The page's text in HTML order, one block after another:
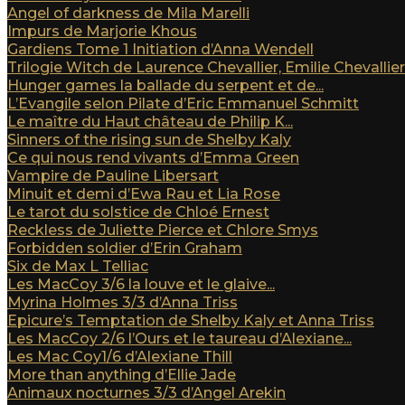
Angel of darkness de Mila Marelli
Impurs de Marjorie Khous
Gardiens Tome 1 Initiation d’Anna Wendell
Trilogie Witch de Laurence Chevallier, Emilie Chevallier
Hunger games la ballade du serpent et de...
L’Evangile selon Pilate d’Eric Emmanuel Schmitt
Le maître du Haut château de Philip K...
Sinners of the rising sun de Shelby Kaly
Ce qui nous rend vivants d’Emma Green
Vampire de Pauline Libersart
Minuit et demi d’Ewa Rau et Lia Rose
Le tarot du solstice de Chloé Ernest
Reckless de Juliette Pierce et Chlore Smys
Forbidden soldier d’Erin Graham
Six de Max L Telliac
Les MacCoy 3/6 la louve et le glaive...
Myrina Holmes 3/3 d’Anna Triss
Epicure’s Temptation de Shelby Kaly et Anna Triss
Les MacCoy 2/6 l’Ours et le taureau d’Alexiane...
Les Mac Coy1/6 d’Alexiane Thill
More than anything d’Ellie Jade
Animaux nocturnes 3/3 d’Angel Arekin